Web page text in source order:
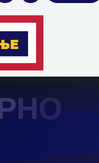
НО